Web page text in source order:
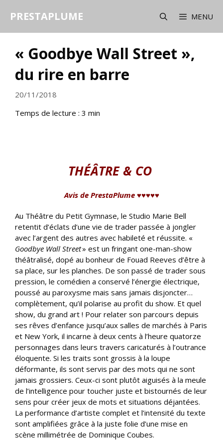
PRESTAPLUME MENU
« Goodbye Wall Street »,
du rire en barre
20/11/2018
Temps de lecture : 3 min
THÉÂTRE & CO
Avis de PrestaPlume ♥♥♥♥♥
Au Théâtre du Petit Gymnase, le Studio Marie Bell
retentit d’éclats d’une vie de trader passée à jongler
avec l’argent des autres avec habileté et réussite. «
Goodbye Wall Street» est un fringant one-man-show
théâtralisé, dopé au bonheur de Fouad Reeves d’être à
sa place, sur les planches. De son passé de trader sous
pression, le comédien a conservé l’énergie électrique,
poussé au paroxysme mais sans jamais disjoncter…
complètement, qu’il polarise au profit du show. Et quel
show, du grand art ! Pour relater son parcours depuis
ses rêves d’enfance jusqu’aux salles de marchés à Paris
et New York, il incarne à deux cents à l’heure quatorze
personnages dans leurs travers caricaturés à l’outrance
éloquente. Si les traits sont grossis à la loupe
déformante, ils sont servis par des mots qui ne sont
jamais grossiers. Ceux-ci sont plutôt aiguisés à la meule
de l’intelligence pour toucher juste et bistournés de leur
sens pour créer jeux de mots et situations déjantées.
La performance d’artiste complet et l’intensité du texte
sont amplifiées grâce à la juste folie d’une mise en
scène millimétrée de Dominique Coubes.